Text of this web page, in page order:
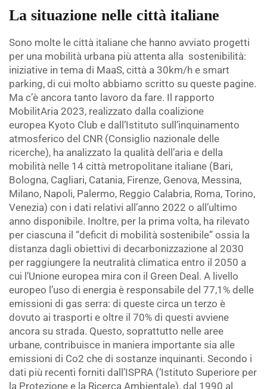
La situazione nelle città italiane
Sono molte le città italiane che hanno avviato progetti
per una mobilità urbana più attenta alla sostenibilità:
iniziative in tema di MaaS, città a 30km/h e smart
parking, di cui molto abbiamo scritto su queste pagine.
Ma c’è ancora tanto lavoro da fare. Il rapporto
MobilitAria 2023, realizzato dalla coalizione
europea Kyoto Club e dall’Istituto sull’inquinamento
atmosferico del CNR (Consiglio nazionale delle
ricerche), ha analizzato la qualità dell’aria e della
mobilità nelle 14 città metropolitane italiane (Bari,
Bologna, Cagliari, Catania, Firenze, Genova, Messina,
Milano, Napoli, Palermo, Reggio Calabria, Roma, Torino,
Venezia) con i dati relativi all’anno 2022 o all’ultimo
anno disponibile. Inoltre, per la prima volta, ha rilevato
per ciascuna il “deficit di mobilità sostenibile” ossia la
distanza dagli obiettivi di decarbonizzazione al 2030
per raggiungere la neutralità climatica entro il 2050 a
cui l’Unione europea mira con il Green Deal. A livello
europeo l’uso di energia è responsabile del 77,1% delle
emissioni di gas serra: di queste circa un terzo è
dovuto ai trasporti e oltre il 70% di questi avviene
ancora su strada. Questo, soprattutto nelle aree
urbane, contribuisce in maniera importante sia alle
emissioni di Co2 che di sostanze inquinanti. Secondo i
dati più recenti forniti dall’ISPRA (‘Istituto Superiore per
la Protezione e la Ricerca Ambientale), dal 1990 al